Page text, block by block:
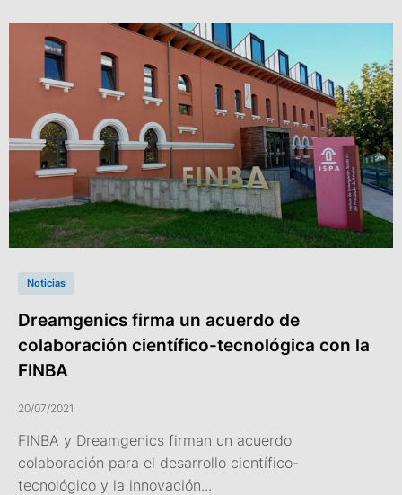
Noticias
Dreamgenics firma un acuerdo de
colaboración científico-tecnológica con la
FINBA
20/07/2021
FINBA y Dreamgenics firman un acuerdo
colaboración para el desarrollo científico-
tecnológico y la innovación...